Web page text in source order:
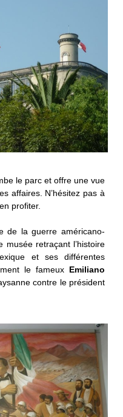
le parc et offre une vue
affaires. N’hésitez pas à
profiter.
de la guerre américano-
musée retraçant l’histoire
et ses différentes
le fameux Emiliano
contre le président